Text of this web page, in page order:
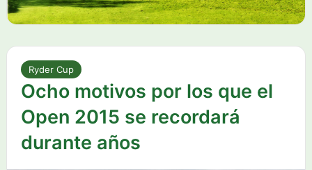
Ryder Cup
Ocho motivos por los que el
Open 2015 se recordará
durante años